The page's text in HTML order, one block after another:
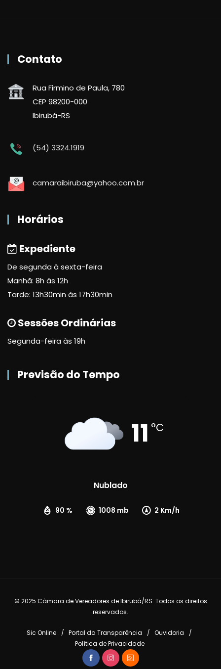
Contato
Rua Firmino de Paula, 780
CEP 98200-000
Ibirubá-RS
(54) 3324.1919
camaraibiruba@yahoo.com.br
Horários
Expediente
De segunda à sexta-feira
Manhã: 8h às 12h
Tarde: 13h30min às 17h30min
Sessões Ordinárias
Segunda-feira às 19h
Previsão do Tempo
11 °C
Nublado
90 % 1008 mb 2 Km/h
© 2025 Câmara de Vereadores de Ibirubá/RS. Todos os direitos
reservados.
Sic Online Portal da Transparência
Ouvidoria
Política de Privacidade